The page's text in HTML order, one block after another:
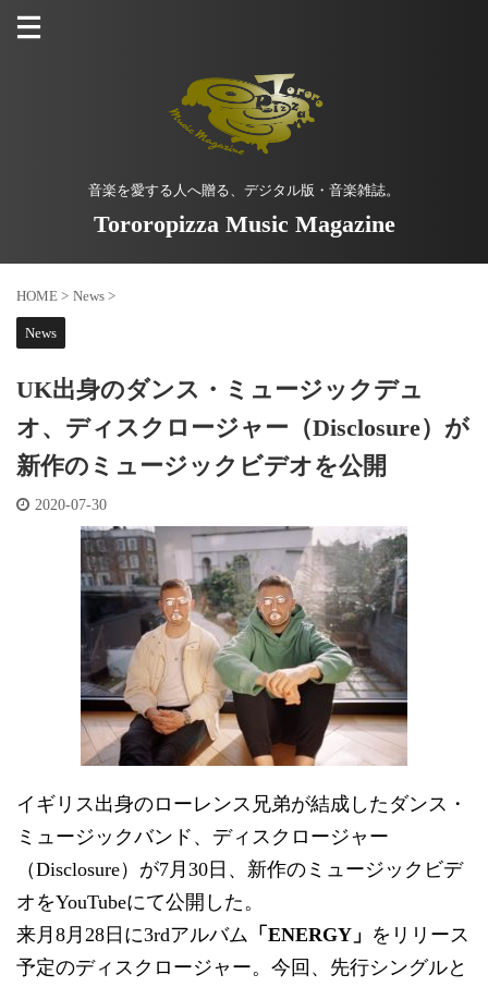
音楽を愛する人へ贈る、デジタル版・音楽雑誌。
Tororopizza Music Magazine
HOME > News >
News
UK出身のダンス・ミュージックデュ
オ、ディスクロージャー（Disclosure）が
新作のミュージックビデオを公開
2020-07-30
イギリス出身のローレンス兄弟が結成したダンス・
ミュージックバンド、ディスクロージャー
（Disclosure）が7月30日、新作のミュージックビデ
オをYouTubeにて公開した。
来月8月28日に3rdアルバム 「ENERGY」 をリリース
予定のディスクロージャー。今回、先行シングルと